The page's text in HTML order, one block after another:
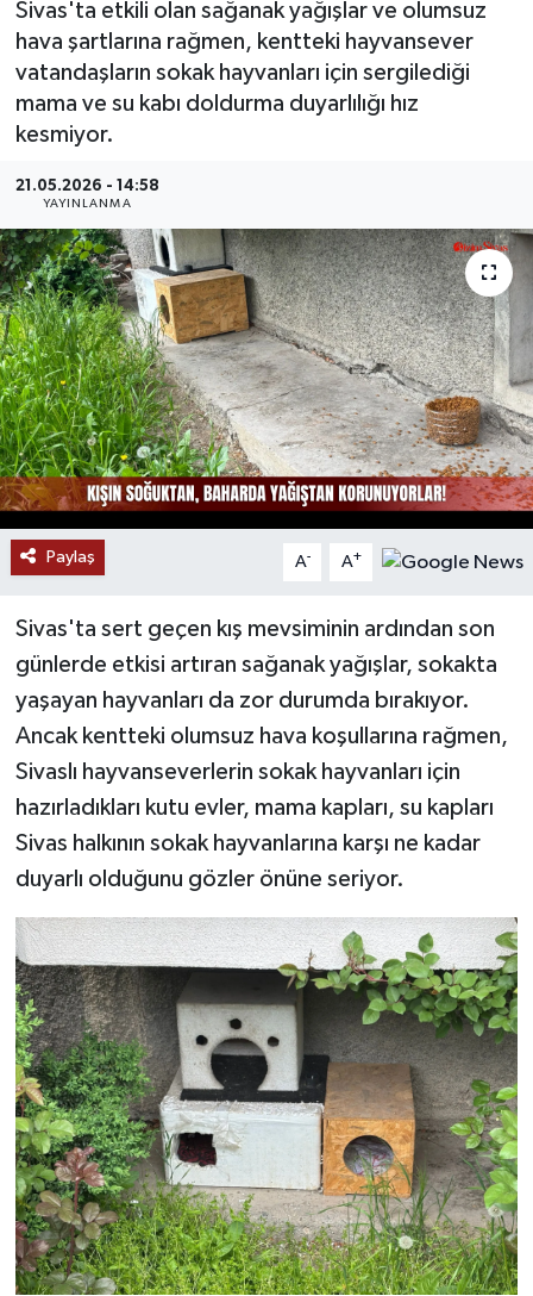
Sivas'ta etkili olan sağanak yağışlar ve olumsuz
hava şartlarına rağmen, kentteki hayvansever
vatandaşların sokak hayvanları için sergilediği
mama ve su kabı doldurma duyarlılığı hız
kesmiyor.
21.05.2026 - 14:58
YAYINLANMA
Paylaş A- A+
Sivas'ta sert geçen kış mevsiminin ardından son
günlerde etkisi artıran sağanak yağışlar, sokakta
yaşayan hayvanları da zor durumda bırakıyor.
Ancak kentteki olumsuz hava koşullarına rağmen,
Sivaslı hayvanseverlerin sokak hayvanları için
hazırladıkları kutu evler, mama kapları, su kapları
Sivas halkının sokak hayvanlarına karşı ne kadar
duyarlı olduğunu gözler önüne seriyor.
MAGAZİN
ÖZEL HABER
SAĞLIK
SİYASET
SOSYAL YARDIMLAR
SPONSORLU YAZI
SPOR
TEKNOLOJİ